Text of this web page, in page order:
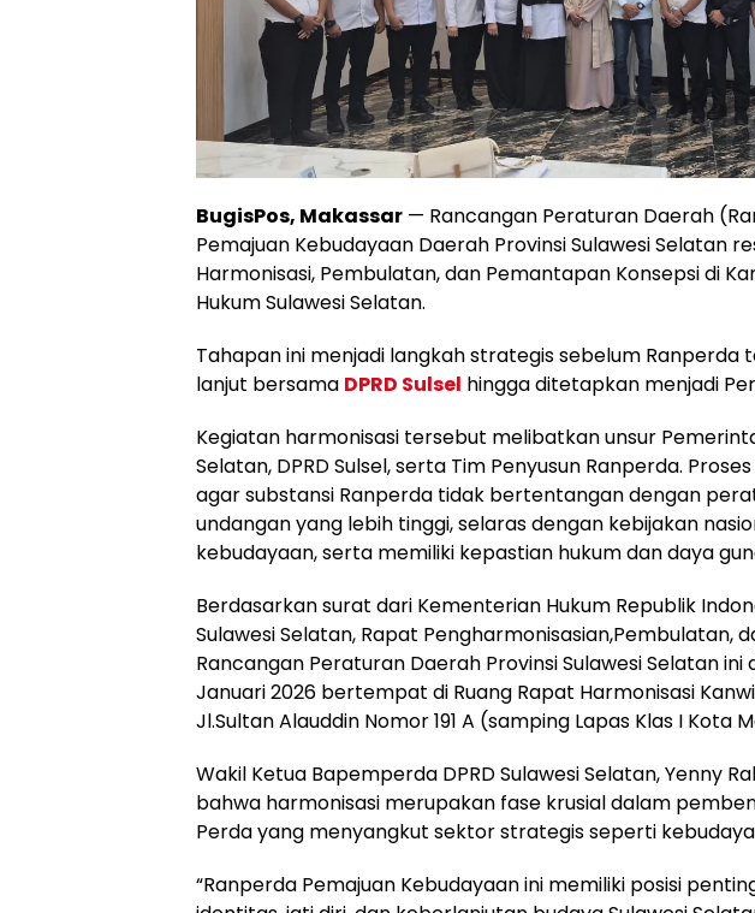
BugisPos, Makassar — Rancangan Peraturan Daerah
Pemajuan Kebudayaan Daerah Provinsi Sulawesi Selatan
Harmonisasi, Pembulatan, dan Pemantapan Konsepsi di
Hukum Sulawesi Selatan.
Tahapan ini menjadi langkah strategis sebelum Ranperda
lanjut bersama DPRD Sulsel hingga ditetapkan menjadi
Kegiatan harmonisasi tersebut melibatkan unsur
Selatan, DPRD Sulsel, serta Tim Penyusun Ranperda.
agar substansi Ranperda tidak bertentangan dengan
undangan yang lebih tinggi, selaras dengan kebijakan
kebudayaan, serta memiliki kepastian hukum dan daya
Berdasarkan surat dari Kementerian Hukum Republik
Sulawesi Selatan, Rapat Pengharmonisasian,Pembulatan,
Rancangan Peraturan Daerah Provinsi Sulawesi Selatan ini
Januari 2026 bertempat di Ruang Rapat Harmonisasi
Jl.Sultan Alauddin Nomor 191 A (samping Lapas Klas I Kota
Wakil Ketua Bapemperda DPRD Sulawesi Selatan, Yenny
bahwa harmonisasi merupakan fase krusial dalam
Perda yang menyangkut sektor strategis seperti
“Ranperda Pemajuan Kebudayaan ini memiliki posisi